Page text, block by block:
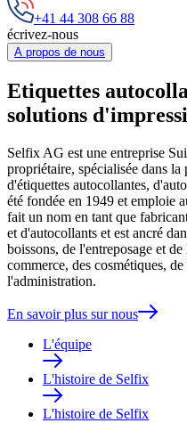
+41 44 308 66 88
écrivez-nous
A propos de nous
Etiquettes
solutions
Selfix AG est une entreprise
propriétaire, spécialisée dans
d'étiquettes autocollantes,
été fondée en 1949 et emploie
fait un nom en tant que
et d'autocollants et est ancré
boissons, de l'entreposage et
commerce, des cosmétiques,
l'administration.
En savoir plus sur nous
L'équipe
L'histoire de Selfix
L'histoire de Selfix